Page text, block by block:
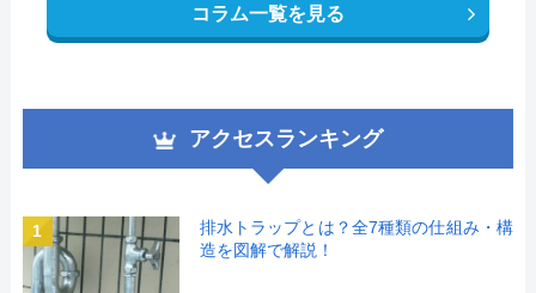
コラム一覧を見る
アクセスランキング
1
排水トラップとは？全7種類の仕組み・構
造を図解で解説！